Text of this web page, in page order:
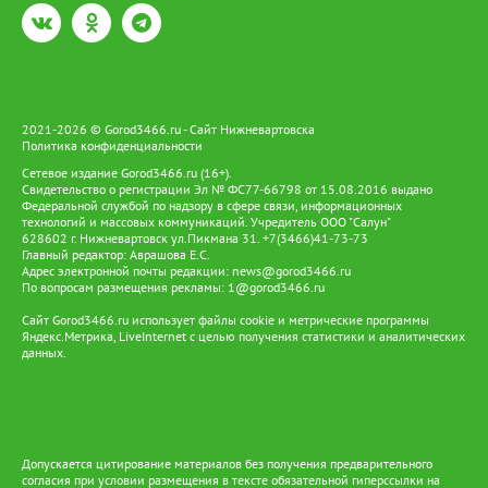
избрал меру пресечения для фигурантов. Предполагаемый
организатор отправлен под стражу, а его сообщник будет
дожидаться развития событий под подпиской о невыезде.
2021-2026 © Gorod3466.ru - Сайт Нижневартовска
Политика конфиденциальности
Сетевое издание Gorod3466.ru (16+).
Свидетельство о регистрации Эл № ФС77-66798 от 15.08.2016 выдано
Федеральной службой по надзору в сфере связи, информационных
технологий и массовых коммуникаций. Учредитель ООО "Салун"
628602 г. Нижневартовск ул.Пикмана 31. +7(3466)41-73-73
Главный редактор: Аврашова Е.С.
Адрес электронной почты редакции: news@gorod3466.ru
По вопросам размещения рекламы: 1@gorod3466.ru
Сайт Gorod3466.ru использует файлы cookie и метрические программы
Яндекс.Метрика, LiveInternet с целью получения статистики и аналитических
данных.
Допускается цитирование материалов без получения предварительного
согласия при условии размещения в тексте обязательной гиперссылки на